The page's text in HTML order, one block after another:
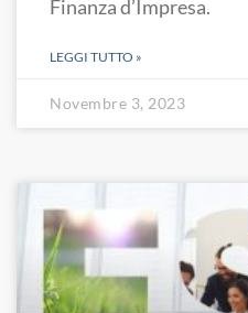
Finanza d’Impresa.
LEGGI TUTTO »
Novembre 3, 2023